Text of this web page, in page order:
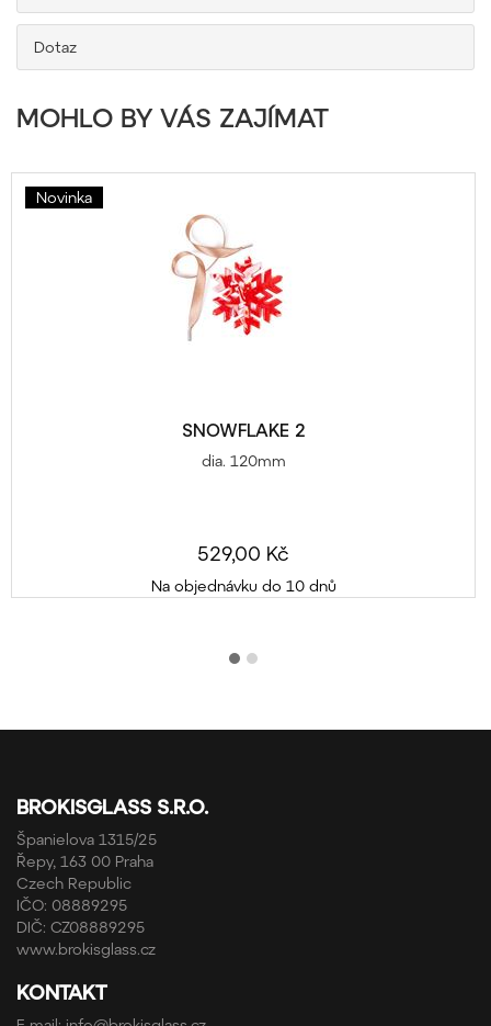
Dotaz
MOHLO BY VÁS ZAJÍMAT
Novinka
SNOWFLAKE 2
dia. 120mm
529,00 Kč
Na objednávku do 10 dnů
BROKISGLASS S.R.O.
Španielova 1315/25
Řepy, 163 00 Praha
Czech Republic
IČO: 08889295
DIČ: CZ08889295
www.brokisglass.cz
KONTAKT